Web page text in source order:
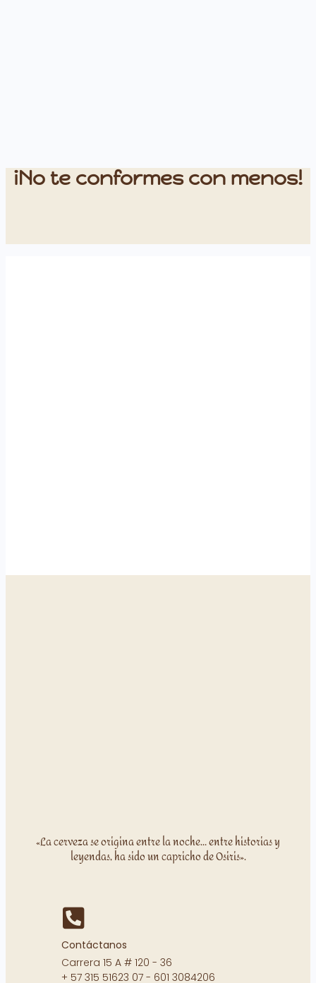
¡No te conformes con menos!
«La cerveza se origina entre la noche… entre historias y
leyendas, ha sido un capricho de Osiris».
Contáctanos
Carrera 15 A # 120 - 36
+ 57 315 51623 07 - 601 3084206